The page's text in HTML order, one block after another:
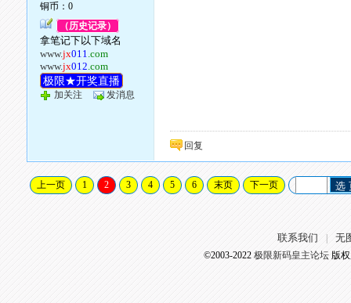
铜币：0
（历史记录）
拿笔记下以下域名
www.jx011.com
www.jx012.com
极限★开奖直播
加关注 发消息
回复
上一页 1 2 3 4 5 6 末页 下一页 选
联系我们 无
©2003-2022 极限新码皇主论坛版权